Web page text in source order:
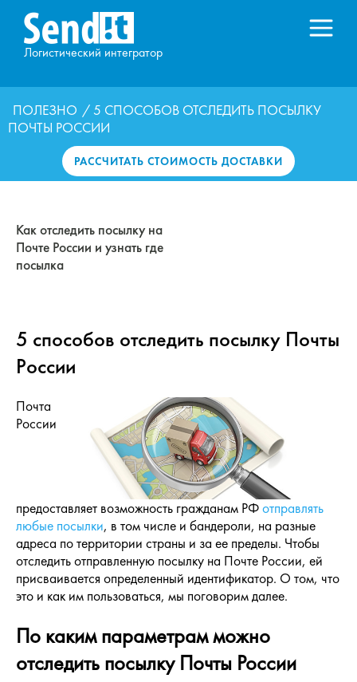
Логистический интегратор
ПОЛЕЗНО / 5 СПОСОБОВ ОТСЛЕДИТЬ ПОСЫЛКУ
ПОЧТЫ РОССИИ
РАССЧИТАТЬ СТОИМОСТЬ ДОСТАВКИ
Как отследить посылку на
Почте России и узнать где
посылка
5 способов отследить посылку Почты
России
Почта
России
предоставляет возможность гражданам РФотправлять
любые посылки, в том числе и бандероли, на разные
адреса по территории страны и за ее пределы. Чтобы
отследить отправленную посылку на Почте России, ей
присваивается определенный идентификатор. О том, что
это и как им пользоваться, мы поговорим далее.
По каким параметрам можно
отследить посылку Почты России